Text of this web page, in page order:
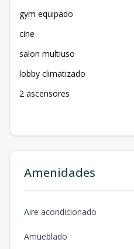
gym equipado
cine
salon multiuso
lobby climatizado
2 ascensores
Amenidades
Aire acondicionado
Amueblado